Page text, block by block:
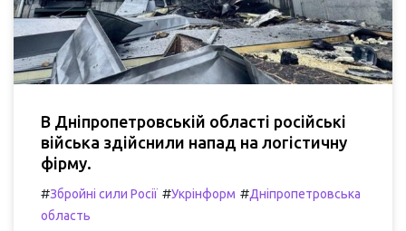
В Дніпропетровській області російські
війська здійснили напад на логістичну
фірму.
#Збройні сили Росії #Укрінформ #Дніпропетровська
область